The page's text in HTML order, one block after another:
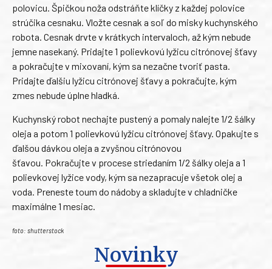
polovicu. Špičkou noža odstráňte klíčky z každej polovice
strúčika cesnaku. Vložte cesnak a soľ do misky kuchynského
robota. Cesnak drvte v krátkych intervaloch, až kým nebude
jemne nasekaný. Pridajte 1 polievkovú lyžicu citrónovej šťavy
a pokračujte v mixovaní, kým sa nezačne tvoriť pasta.
Pridajte ďalšiu lyžicu citrónovej šťavy a pokračujte, kým
zmes nebude úplne hladká.
Kuchynský robot nechajte pustený a pomaly nalejte 1/2 šálky
oleja a potom 1 polievkovú lyžicu citrónovej šťavy. Opakujte s
ďalšou dávkou oleja a zvyšnou citrónovou
šťavou. Pokračujte v procese striedaním 1/2 šálky oleja a 1
polievkovej lyžice vody, kým sa nezapracuje všetok olej a
voda. Preneste toum do nádoby a skladujte v chladničke
maximálne 1 mesiac.
foto: shutterstock
Novinky